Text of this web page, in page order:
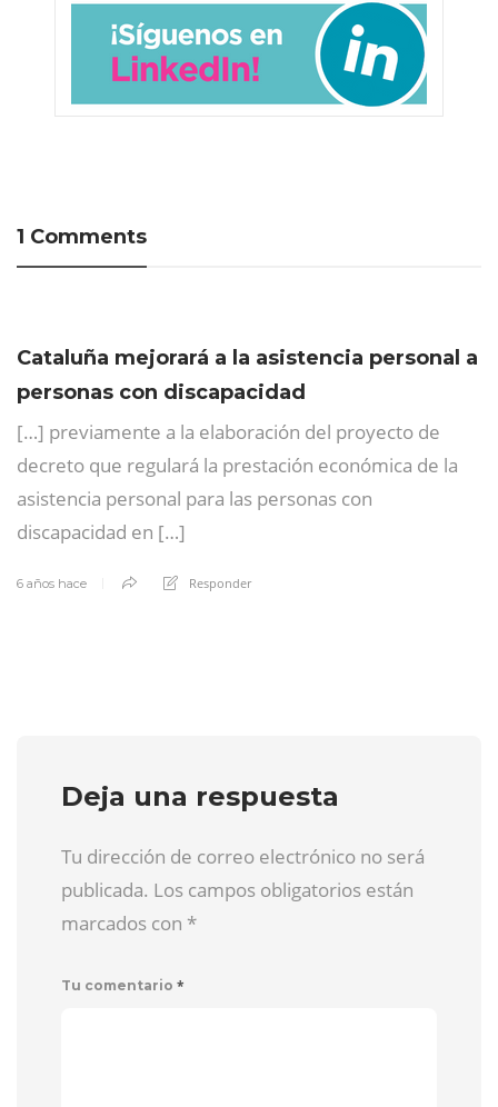
1 Comments
Cataluña mejorará a la asistencia personal a
personas con discapacidad
[…] previamente a la elaboración del proyecto de
decreto que regulará la prestación económica de la
asistencia personal para las personas con
discapacidad en […]
6 años hace Responder
Deja una respuesta
Tu dirección de correo electrónico no será
publicada. Los campos obligatorios están
marcados con *
Tu comentario *